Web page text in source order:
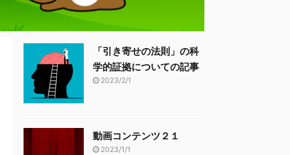
「引き寄せの法則」の科
学的証拠についての記事
2023/2/1
動画コンテンツ２１
2023/1/1